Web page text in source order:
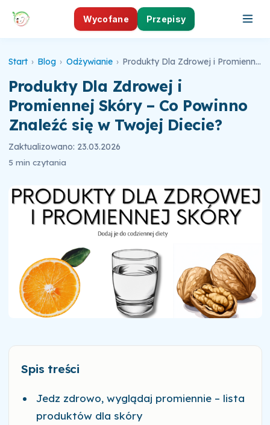
Wycofane Przepisy
Start › Blog › Odżywianie › Produkty Dla Zdrowej i Promiennej Skóry – Co Powinno Znaleźć się w Twojej Diecie?
Produkty Dla Zdrowej i
Promiennej Skóry – Co Powinno
Znaleźć się w Twojej Diecie?
Zaktualizowano: 23.03.2026
5 min czytania
Spis treści
Jedz zdrowo, wyglądaj promiennie – lista
produktów dla skóry